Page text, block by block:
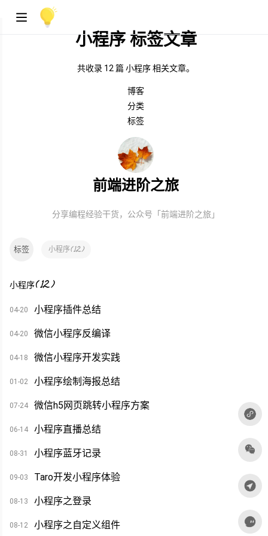
小程序 标签文章
共收录 12 篇 小程序 相关文章。
博客
分类
标签
前端进阶之旅
分享编程经验干货，公众号「前端进阶之旅」
标签 小程序(12)
小程序(12)
04-20 小程序插件总结
04-20 微信小程序反编译
04-18 微信小程序开发实践
01-02 小程序绘制海报总结
07-24 微信h5网页跳转小程序方案
06-14 小程序直播总结
08-31 小程序蓝牙记录
09-03 Taro开发小程序体验
08-13 小程序之登录
08-12 小程序之自定义组件